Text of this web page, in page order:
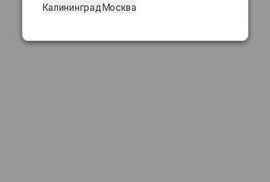
Калининград Москва